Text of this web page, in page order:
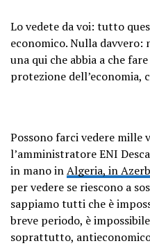
Lo vedete da voi: tutto
economico. Nulla davvero:
una qui che abbia a che
protezione dell’economia,
Possono farci vedere mille
l’amministratore ENI
in mano inAlgeria, in
per vedere se riescono a
sappiamo tutti che è
breve periodo, è
soprattutto,